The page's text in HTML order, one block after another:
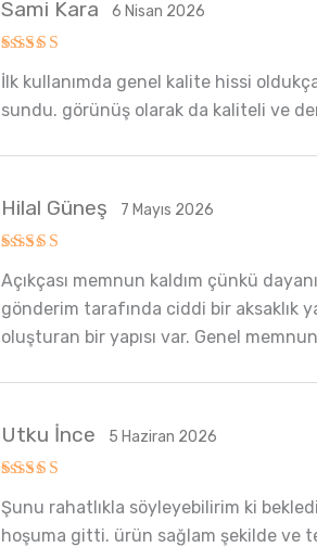
5 üzerinden
5oy aldı
Sami Kara 6 Nisan 2026
İlk kullanımda genel kalite hissi
sundu. görünüş olarak da kaliteli ve
5oy aldı
Hilal Güneş 7 Mayıs 2026
Açıkçası memnun kaldım çünkü
gönderim tarafında ciddi bir aksaklık
oluşturan bir yapısı var. Genel
5oy aldı
Utku İnce 5 Haziran 2026
Şunu rahatlıkla söyleyebilirim ki
hoşuma gitti. ürün sağlam şekilde ve